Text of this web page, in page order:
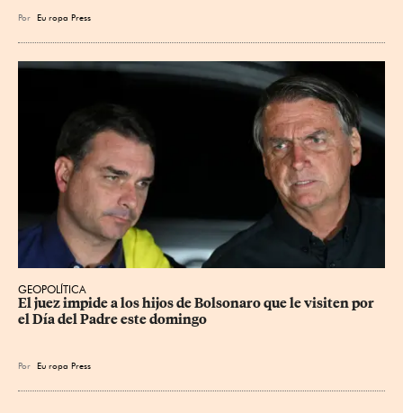
Por Eu ropa Press
GEOPOLÍTICA
El juez impide a los hijos de Bolsonaro que le visiten por
el Día del Padre este domingo
Por Eu ropa Press